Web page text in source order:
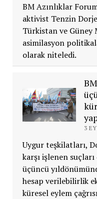
BM Azınlıklar
aktivist Tenzin
Türkistan ve Güney
asimilasyon
olarak niteledi.
3
Uygur teşkilatları,
karşı işlenen
üçüncü
hesap verilebilirlik
küresel eylem